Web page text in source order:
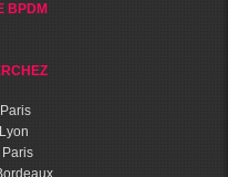
BPDM
Paris